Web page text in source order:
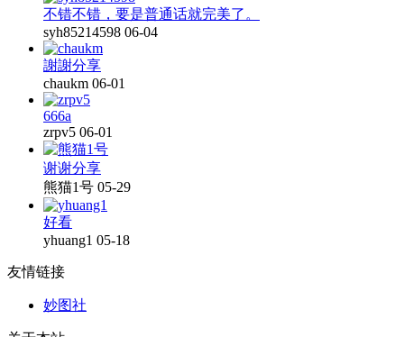
不错不错，要是普通话就完美了。
syh85214598 06-04
謝謝分享
chaukm 06-01
666a
zrpv5 06-01
谢谢分享
熊猫1号 05-29
好看
yhuang1 05-18
友情链接
妙图社